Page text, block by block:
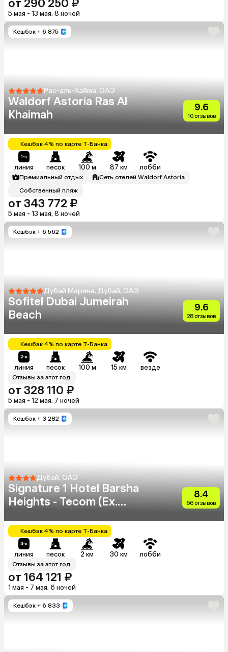
от 290 250 ₽
5 мая - 13 мая, 8 ночей
Кешбэк + 6 875
Рас-аль-Хайма, ОАЭ
Waldorf Astoria Ras Al
Khaimah
9.6
10 отзывов
Кешбэк 4% по карте Т-Банка
линия песок 100 м 87 км лобби
Премиальный отдых
Сеть отелей Waldorf Astoria
Собственный пляж
от 343 772 ₽
5 мая - 13 мая, 8 ночей
Кешбэк + 6 562
Дубай Марина, Дубай, ОАЭ
Sofitel Dubai Jumeirah
Beach
9.6
28 отзывов
Кешбэк 4% по карте Т-Банка
линия песок 100 м 15 км везде
Отзывы за этот год
от 328 110 ₽
5 мая - 12 мая, 7 ночей
Кешбэк + 3 282
Дубай, ОАЭ
Signature 1 Hotel Barsha
Heights - Tecom (Ex.
8.4
66 отзывов
Кешбэк 4% по карте Т-Банка
линия песок 2 км 30 км лобби
Отзывы за этот год
от 164 121 ₽
1 мая - 7 мая, 6 ночей
Кешбэк + 6 833